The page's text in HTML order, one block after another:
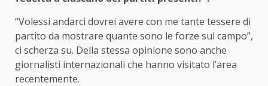
“Volessi andarci dovrei avere con me tante tessere di
partito da mostrare quante sono le forze sul campo”,
ci scherza su. Della stessa opinione sono anche
giornalisti internazionali che hanno visitato l’area
recentemente.